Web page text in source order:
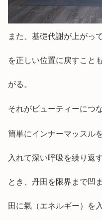
また、基礎代謝が上がっ
を正しい位置に戻すこと
がる。
それがビューティーにつ
簡単にインナーマッスル
入れて深い呼吸を繰り返
とき、丹田を限界まで凹
田に氣（エネルギー）を